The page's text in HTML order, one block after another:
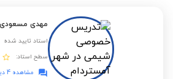
مهدی
استاد تایید شده
سطح استاد:
مشاهده 4 دیدگاه